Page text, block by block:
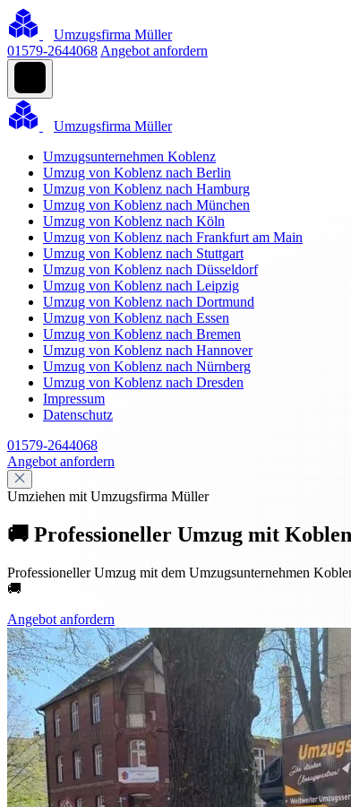
Umzugsfirma Müller
01579-2644068 Angebot anfordern
Umzugsfirma Müller
Umzugsunternehmen Koblenz
Umzug von Koblenz nach Berlin
Umzug von Koblenz nach Hamburg
Umzug von Koblenz nach München
Umzug von Koblenz nach Köln
Umzug von Koblenz nach Frankfurt am Main
Umzug von Koblenz nach Stuttgart
Umzug von Koblenz nach Düsseldorf
Umzug von Koblenz nach Leipzig
Umzug von Koblenz nach Dortmund
Umzug von Koblenz nach Essen
Umzug von Koblenz nach Bremen
Umzug von Koblenz nach Hannover
Umzug von Koblenz nach Nürnberg
Umzug von Koblenz nach Dresden
Impressum
Datenschutz
01579-2644068
Angebot anfordern
Umziehen mit Umzugsfirma Müller
🚚 Professioneller Umzug mit
Professioneller Umzug mit dem Umzugsunternehmen
🚚
Angebot anfordern